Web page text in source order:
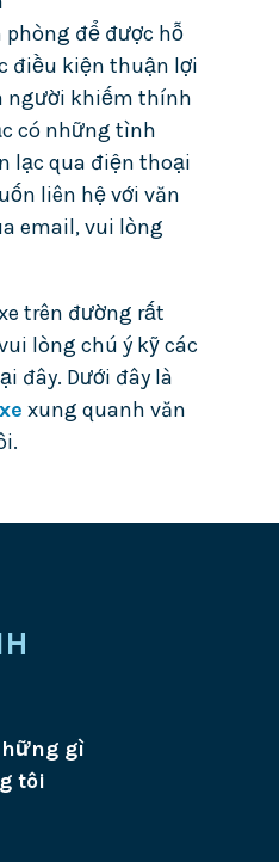
phòng để được hỗ
điều kiện thuận lợi
người khiếm thính
có những tình
lạc qua điện thoại
liên hệ với văn
email, vui lòng
trên đường rất
lòng chú ý kỹ các
đây. Dưới đây là
xung quanh văn
gì
tôi